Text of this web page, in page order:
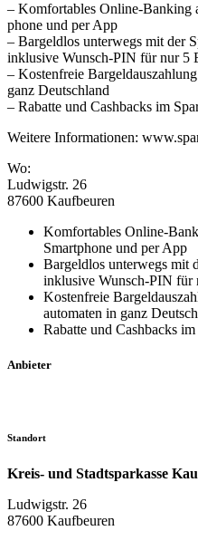
– Komfortables Online-Banking
phone und per App
– Bargeld­los unterwegs mit der
inklusive Wunsch-PIN für nur 5
– Kostenfreie
ganz Deutschland
– Rabatte und Cashbacks im
Weitere Informationen:
Wo:
Ludwigstr. 26
87600 Kaufbeuren
Komfortables Online-
Smart­phone und per App
Bargeld­los unterwegs mit
inklusive Wunsch-PIN für
Kostenfreie
automaten in ganz
Rabatte und Cashbacks
Anbieter
Standort
Kreis- und Stadtsparkasse
Ludwigstr. 26
87600 Kaufbeuren